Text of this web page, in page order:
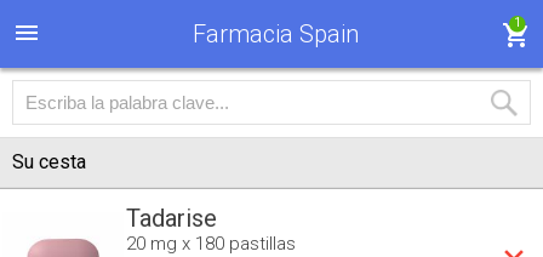
Farmacia Spain 1
Su cesta
Tadarise
20 mg x 180 pastillas